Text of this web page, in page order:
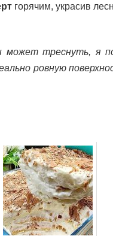
горячим, украсив
может треснуть, я
ровную